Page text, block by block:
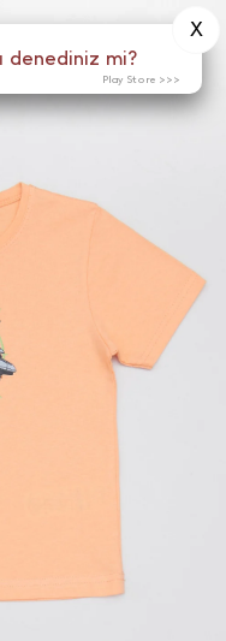
denediniz mi?
X
Play Store >>>